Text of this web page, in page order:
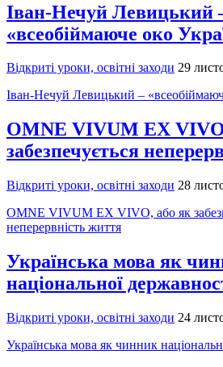
Іван-Нечуй Левицький
«всеобіймаюче око
Відкриті уроки, освітні заходи 29
Іван-Нечуй Левицький –
OMNE VIVUM EX
забезпечується
Відкриті уроки, освітні заходи 28
OMNE VIVUM EX VIVO, або як
неперервність життя
Українська мова як
національної
Відкриті уроки, освітні заходи 24
Українська мова як чинник